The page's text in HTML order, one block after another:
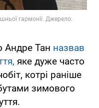
Андре Тан назвав
яке дуже часто
котрі раніше
зимового